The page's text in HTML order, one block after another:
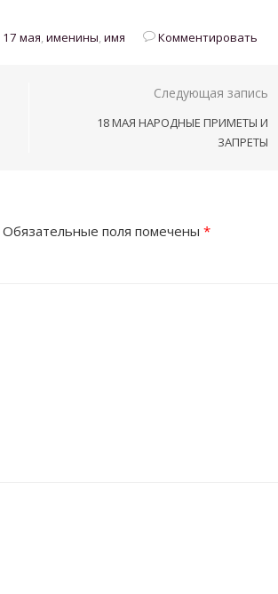
17 мая,именины,имя Комментировать
Следующая запись
18 МАЯ НАРОДНЫЕ ПРИМЕТЫ И
ЗАПРЕТЫ
Обязательные поля помечены *